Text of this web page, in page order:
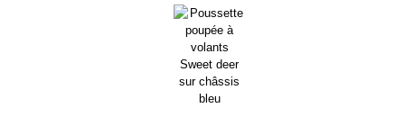
à
volants
Sweet
deer
sur
châssis
bleu